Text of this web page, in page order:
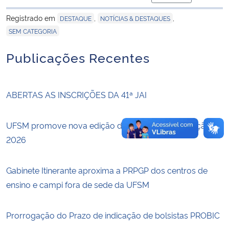
Secretaria de Governo
Banco Central do Brasil
Planalto
para área de
Registrado em
DESTAQUE NOTÍCIAS & DESTAQUES
SEM CATEGORIA
Publicações Recentes
ABERTAS AS INSCRIÇÕES DA 41ª JAI
UFSM promove nova edição do Prêmio Tese – Edição
2026
Gabinete Itinerante aproxima a PRPGP dos centros de
ensino e campi fora de sede da UFSM
Prorrogação do Prazo de indicação de bolsistas PROBIC